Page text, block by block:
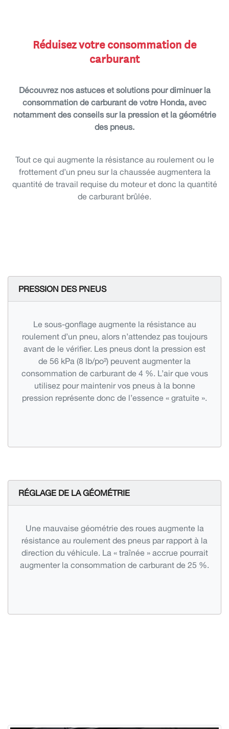
Réduisez votre consommation de
carburant
Découvrez nos astuces et solutions pour diminuer la
consommation de carburant de votre Honda, avec
notamment des conseils sur la pression et la géométrie
des pneus.
Tout ce qui augmente la résistance au roulement ou le
frottement d’un pneu sur la chaussée augmentera la
quantité de travail requise du moteur et donc la quantité
de carburant brûlée.
PRESSION DES PNEUS
Le sous-gonflage augmente la résistance au
roulement d’un pneu, alors n’attendez pas toujours
avant de le vérifier. Les pneus dont la pression est
de 56 kPa (8 lb/po²) peuvent augmenter la
consommation de carburant de 4 %. L’air que vous
utilisez pour maintenir vos pneus à la bonne
pression représente donc de l’essence « gratuite ».
RÉGLAGE DE LA GÉOMÉTRIE
Une mauvaise géométrie des roues augmente la
résistance au roulement des pneus par rapport à la
direction du véhicule. La « traînée » accrue pourrait
augmenter la consommation de carburant de 25 %.